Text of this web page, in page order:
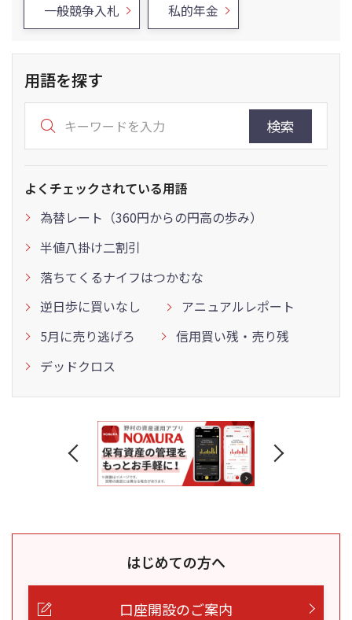
一般競争入札 私的年金
用語を探す
検索
よくチェックされている用語
為替レート（360円からの円高の歩み）
半値八掛け二割引
落ちてくるナイフはつかむな
逆日歩に買いなし
アニュアルレポート
5月に売り逃げろ
信用買い残・売り残
デッドクロス
はじめての方へ
口座開設のご案内